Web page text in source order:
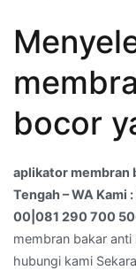
bakar
Di
Kota
WA
Kami
:
{0812
9070
bocor
aplikator membran
Tengah – WA
00|081 290 700
membran bakar
hubungi kami